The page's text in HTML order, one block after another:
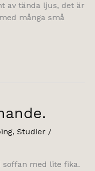
av tända ljus, det är
många små
, Studier /
soffan med lite fika.